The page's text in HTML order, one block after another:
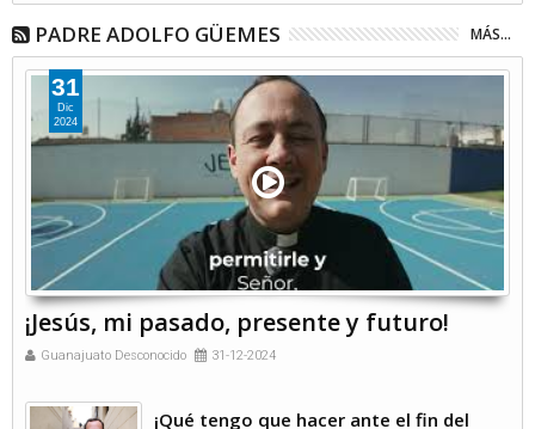
PADRE ADOLFO GÜEMES MÁS...
31
Dic
2024
¡Jesús, mi pasado, presente y futuro!
Guanajuato Desconocido 31-12-2024
¡Qué tengo que hacer ante el fin del